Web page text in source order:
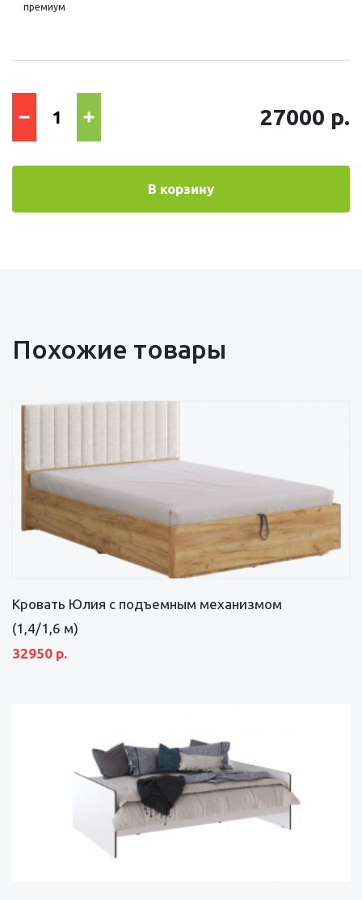
премиум
27000 р.
В корзину
Похожие товары
Кровать Юлия с подъемным механизмом
(1,4/1,6 м)
32950 р.